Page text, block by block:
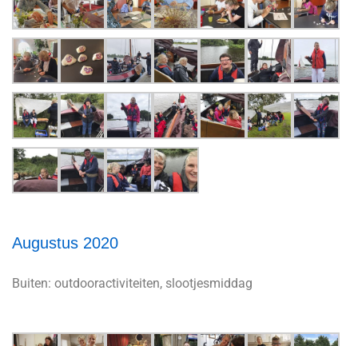
Augustus 2020
Buiten: outdooractiviteiten, slootjesmiddag